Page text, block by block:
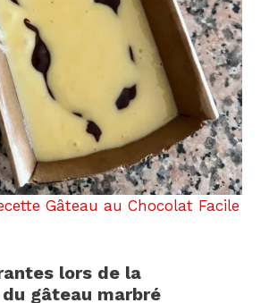
Gâteau au Chocolat Facile
lors de la
gâteau marbré